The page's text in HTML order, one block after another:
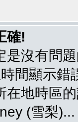
確!
是沒有問
間顯示
在地時區
(雪梨